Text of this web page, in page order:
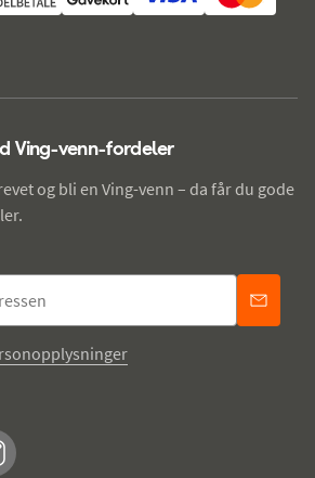
Ving-venn-fordeler
og bli en Ving-venn – da får du gode